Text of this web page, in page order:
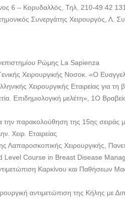
6 – Κορυδαλλός, Τηλ. 210-49 42
Συνεργάτης Χειρουργός, Λ.
Ρώμης La Sapienza
Χειρουργικής Νοσοκ. «Ο
Χειρουργικής Εταιρείας για
Επιδημιολογική μελέτη», 1Ο
παρακολούθηση της 15ης σειράς
Χειρ. Εταιρείας
Λαπαροσκοπικής Χειρουργικής,
Level Course in Breast Disease
Καρκίνου και Παθήσεων
αντιμετώπιση της Κήλης